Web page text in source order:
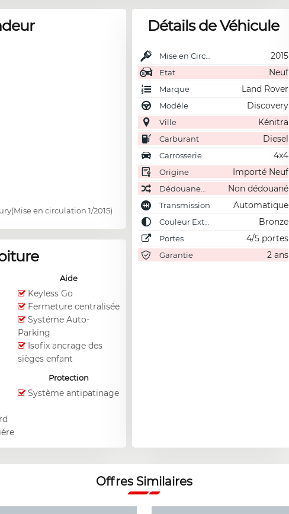
en circulation 1/2015)
Aide
Keyless Go
Fermeture centralisée
Systéme Auto-
Parking
Isofix ancrage des
sièges enfant
Protection
Système antipatinage
Détails de Véhicule
Mise en Circulation 2015
Etat Neuf
Marque Land Rover
Modéle Discovery
Ville Kénitra
Carburant Diesel
Carrosserie 4x4
Origine Importé Neuf
Dédouanement Non dédouané
Transmission Automatique
Couleur Externe Bronze
Portes 4/5 portes
Garantie 2 ans
Offres Similaires